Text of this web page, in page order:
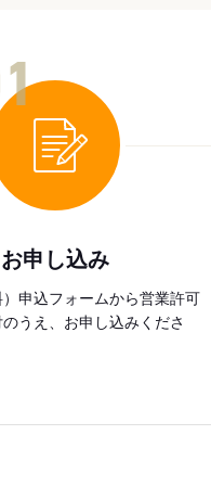
お申し込み
申込フォームから営業許可
うえ、お申し込みくださ